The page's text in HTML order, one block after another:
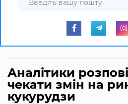
Аналітики
чекати змін на
кукурудзи